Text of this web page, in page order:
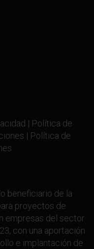
| Política de
| Política de
beneficiario de la
proyectos de
empresas del sector
con una aportación
e implantación de